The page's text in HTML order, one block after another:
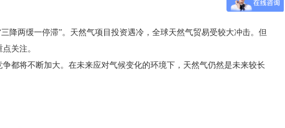
两缓一停滞”。天然气项目投资遇冷，全球天然气贸易受较大冲击。但
关注。
将不断加大。在未来应对气候变化的环境下，天然气仍然是未来较长